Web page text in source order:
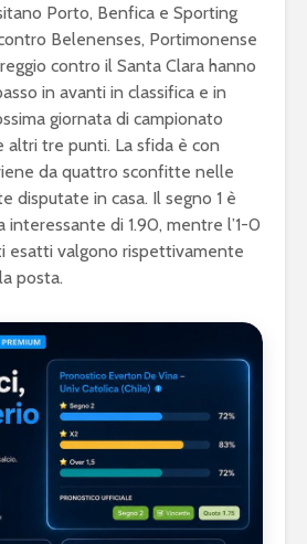
Porto, Benfica e Sporting
Belenenses, Portimonense
contro il Santa Clara hanno
in avanti in classifica e in
giornata di campionato
altri tre punti. La sfida è con
da quattro sconfitte nelle
disputate in casa. Il segno 1 è
di 1.90, mentre l’1-0
esatti valgono rispettivamente
posta.